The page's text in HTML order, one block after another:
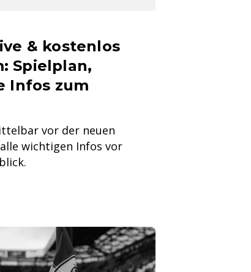
& kostenlos
Spielplan,
Infos zum
vor der neuen
wichtigen Infos vor